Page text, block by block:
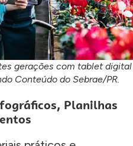
gerações com tablet digital
Conteúdo do Sebrae/PR.
Planilhas